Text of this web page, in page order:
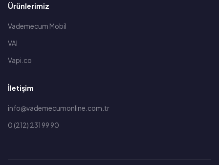
Ürünlerimiz
Vademecum Mobil
VAI
Vapi.co
İletişim
info@vademecumonline.com.tr
0 (212) 231 99 90